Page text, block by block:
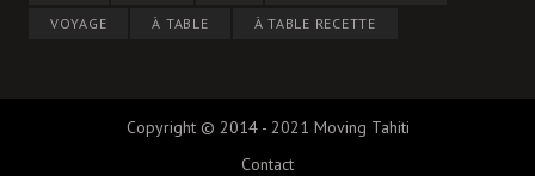
VOYAGE
À TABLE À TABLE RECETTE
Copyright © 2014 - 2021 Moving Tahiti
Contact